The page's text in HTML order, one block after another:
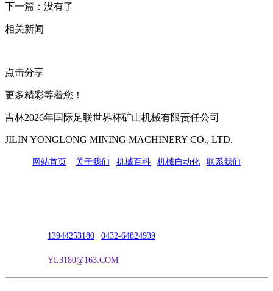
下一篇：没有了
相关新闻
点击分享
更多精彩等着您！
吉林2026年国际足联世界杯矿山机械有限责任公司
JILIN YONGLONG MINING MACHINERY CO., LTD.
网站首页 关于我们 机械百科 机械自动化 联系我们
13944253180 0432-64824939
YL3180@163.COM